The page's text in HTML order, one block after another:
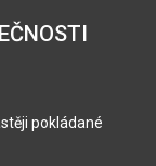
pokládané